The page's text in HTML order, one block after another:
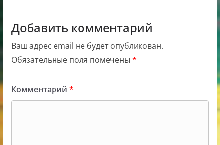
Добавить комментарий
Ваш адрес email не будет опубликован.
Обязательные поля помечены *
Комментарий *